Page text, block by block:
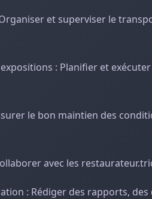
et superviser le
: Planifier et
le bon maintien des
avec les
: Rédiger des rapports,